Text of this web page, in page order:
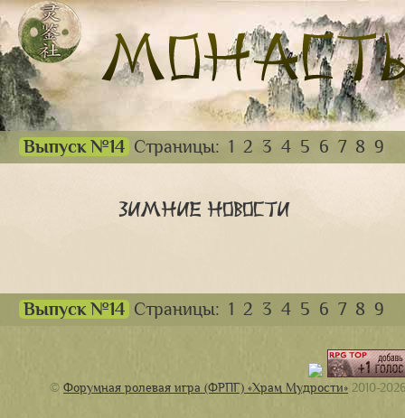
Выпуск №14 Страницы: 1 2 3 4 5 6 7 8 9
Зимние новости
Выпуск №14 Страницы: 1 2 3 4 5 6 7 8 9
© Форумная ролевая игра (ФРПГ) «Храм Мудрости» 2010-